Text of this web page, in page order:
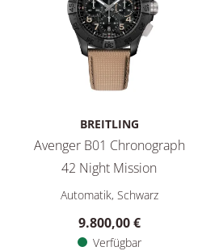
42, Ref: A17328101B1A1,
BREITLING
Avenger B01 Chronograph
42 Night Mission
Breitling Avenger B01
Automatik, Schwarz
9.800,00 €
Verfügbar